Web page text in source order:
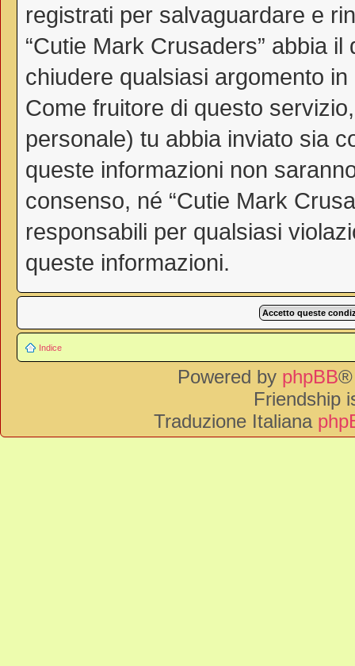
registrati per salvaguardare e
“Cutie Mark Crusaders” abbia
chiudere qualsiasi argomento
Come fruitore di questo
personale) tu abbia inviato sia
queste informazioni non
consenso, né “Cutie Mark
responsabili per qualsiasi
queste informazioni.
Indice
Powered by phpBB®
Friendship
Traduzione Italiana